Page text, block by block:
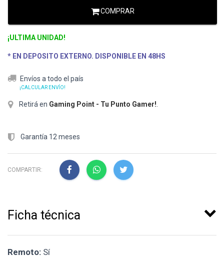
COMPRAR
¡ULTIMA UNIDAD!
* EN DEPOSITO EXTERNO. DISPONIBLE EN 48HS
Envíos a todo el país
¡CALCULAR ENVÍO!
Retirá en Gaming Point - Tu Punto Gamer!
Garantía 12 meses
COMPARTIR:
Ficha técnica
Remoto: Sí